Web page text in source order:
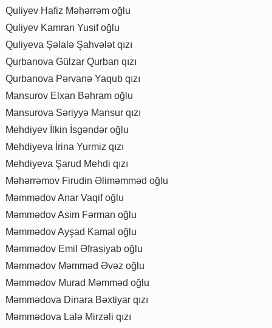
Quliyev Hafiz Məhərrəm oğlu
Quliyev Kamran Yusif oğlu
Quliyeva Şəlalə Şahvələt qızı
Qurbanova Gülzar Qurban qızı
Qurbanova Pərvanə Yaqub qızı
Mansurov Elxan Bəhram oğlu
Mansurova Səriyyə Mansur qızı
Mehdiyev İlkin İsgəndər oğlu
Mehdiyeva İrina Yurmiz qızı
Mehdiyeva Şarud Mehdi qızı
Məhərrəmov Firudin Əliməmməd oğlu
Məmmədov Anar Vaqif oğlu
Məmmədov Asim Fərman oğlu
Məmmədov Ayşad Kamal oğlu
Məmmədov Emil Əfrasiyab oğlu
Məmmədov Məmməd Əvəz oğlu
Məmmədov Murad Məmməd oğlu
Məmmədova Dinara Bəxtiyar qızı
Məmmədova Lalə Mirzəli qızı